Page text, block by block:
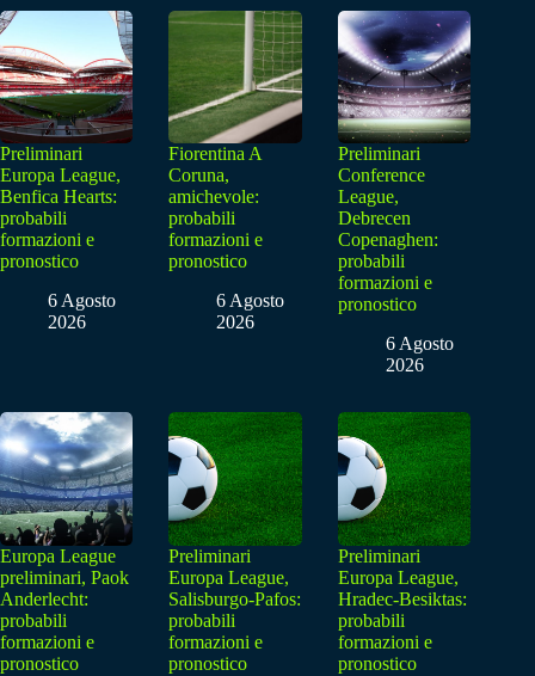
Preliminari
Europa League,
Benfica Hearts:
probabili
formazioni e
pronostico
6 Agosto
2026
Fiorentina A
Coruna,
amichevole:
probabili
formazioni e
pronostico
6 Agosto
2026
Preliminari
Conference
League,
Debrecen
Copenaghen:
probabili
formazioni e
pronostico
6 Agosto
2026
Europa League
preliminari, Paok
Anderlecht:
probabili
formazioni e
pronostico
Preliminari
Europa League,
Salisburgo-Pafos:
probabili
formazioni e
pronostico
Preliminari
Europa League,
Hradec-Besiktas:
probabili
formazioni e
pronostico